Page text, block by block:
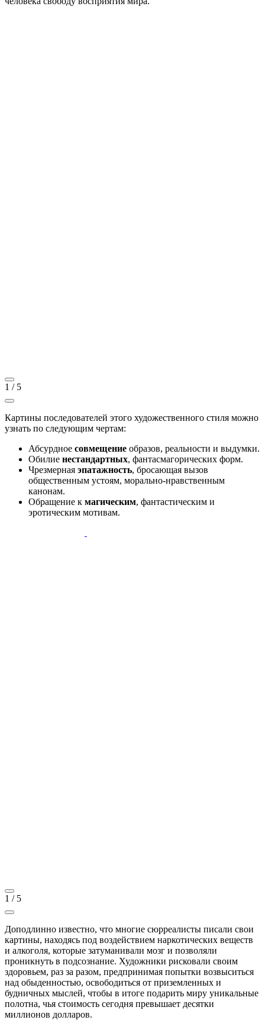
1 / 5
Картины последователей этого художественного стиля можно
узнать по следующим чертам:
Абсурдное совмещение образов, реальности и выдумки.
Обилие нестандартных, фантасмагорических форм.
Чрезмерная эпатажность, бросающая вызов
общественным устоям, морально-нравственным
канонам.
Обращение к магическим, фантастическим и
эротическим мотивам.
1 / 5
Доподлинно известно, что многие сюрреалисты писали свои
картины, находясь под воздействием наркотических веществ
и алкоголя, которые затуманивали мозг и позволяли
проникнуть в подсознание. Художники рисковали своим
здоровьем, раз за разом, предпринимая попытки возвыситься
над обыденностью, освободиться от приземленных и
будничных мыслей, чтобы в итоге подарить миру уникальные
полотна, чья стоимость сегодня превышает десятки
миллионов долларов.